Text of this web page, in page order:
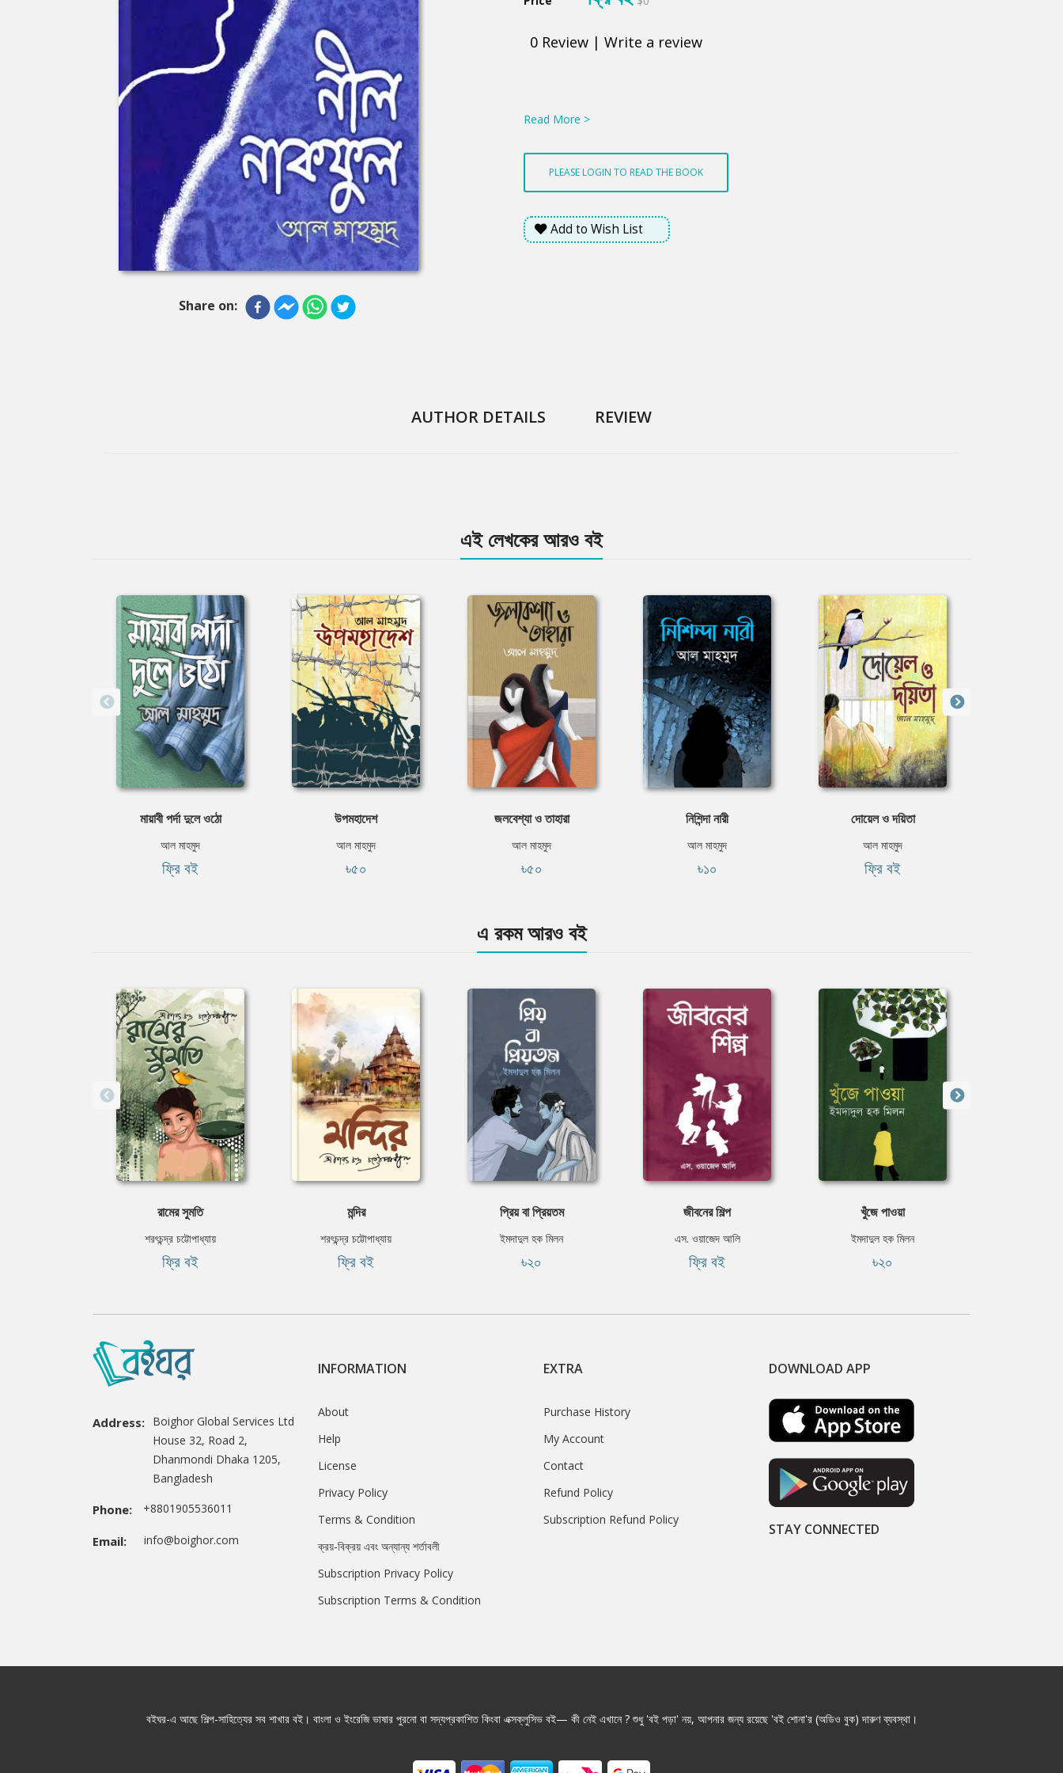
Share on:
0 Review | Write a review
Read More >
PLEASE LOGIN TO READ THE BOOK
Add to Wish List
AUTHOR DETAILS REVIEW
এই লেখকের আরও বই
মায়াবী পর্দা দুলে ওঠো
আল মাহমুদ
ফ্রি বই
উপমহাদেশ
আল মাহমুদ
৳৫০
জলবেশ্যা ও তাহারা
আল মাহমুদ
৳৫০
নিশিন্দা নারী
আল মাহমুদ
৳১০
দোয়েল ও দয়িতা
আল মাহমুদ
ফ্রি বই
এ রকম আরও বই
রামের সুমতি
শরৎচন্দ্র চট্টোপাধ্যায়
ফ্রি বই
মন্দির
শরৎচন্দ্র চট্টোপাধ্যায়
ফ্রি বই
প্রিয় বা প্রিয়তম
ইমদাদুল হক মিলন
৳২০
জীবনের শিল্প
এস. ওয়াজেদ আলি
ফ্রি বই
খুঁজে পাওয়া
ইমদাদুল হক মিলন
৳২০
Address: Boighor Global Services Ltd
House 32, Road 2,
Dhanmondi Dhaka 1205,
Bangladesh
Phone: +8801905536011
Email: info@boighor.com
INFORMATION
About
Help
License
Privacy Policy
Terms & Condition
ক্রয়-বিক্রয় এবং অন্যান্য শর্তাবলী
Subscription Privacy Policy
Subscription Terms & Condition
EXTRA
Purchase History
My Account
Contact
Refund Policy
Subscription Refund Policy
DOWNLOAD APP
STAY CONNECTED
বইঘর-এ আছে শিল্প-সাহিত্যের সব শাখার বই। বাংলা ও ইংরেজি ভাষার পুরনো বা সদ্যপ্রকাশিত কিংবা এক্সক্লুসিভ বই— কী নেই এখানে ? শুধু 'বই পড়া' নয়, আপনার জন্য রয়েছে 'বই শোনা'র (অডিও বুক) দারুণ ব্যবস্থা।